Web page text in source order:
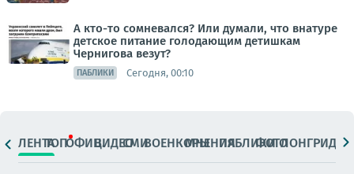
А кто-то сомневался? Или думали, что внатуре
детское питание голодающим детишкам
Чернигова везут?
ПАБЛИКИ Сегодня, 00:10
ЛЕНТАТОПОФИЦ.ВИДЕОСМИВОЕНКОРЫМНЕНИЯПАБЛИКИ
ФОТОЛОНГРИДЫ